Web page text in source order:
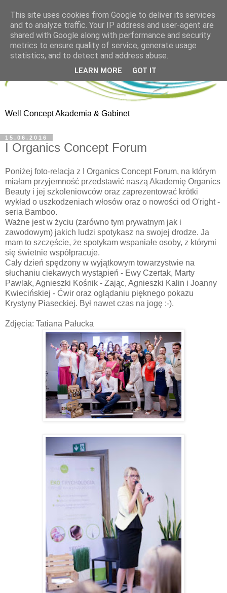
Well Concept Akademia & Gabinet
15.06.2016
I Organics Concept Forum
Poniżej foto-relacja z I Organics Concept Forum, na którym
miałam przyjemność przedstawić naszą Akademię Organics
Beauty i jej szkoleniowców oraz zaprezentować krótki
wykład o uszkodzeniach włosów oraz o nowości od O'right -
seria Bamboo.
Ważne jest w życiu (zarówno tym prywatnym jak i
zawodowym) jakich ludzi spotykasz na swojej drodze. Ja
mam to szczęście, że spotykam wspaniałe osoby, z którymi
się świetnie współpracuje.
Cały dzień spędzony w wyjątkowym towarzystwie na
słuchaniu ciekawych wystąpień - Ewy Czertak, Marty
Pawlak, Agnieszki Kośnik - Zając, Agnieszki Kalin i Joanny
Kwiecińskiej - Ćwir oraz oglądaniu pięknego pokazu
Krystyny Piaseckiej. Był nawet czas na jogę :-).
Zdjęcia: Tatiana Pałucka
This site uses cookies from Google to deliver its services
and to analyze traffic. Your IP address and user-agent are
shared with Google along with performance and security
metrics to ensure quality of service, generate usage
statistics, and to detect and address abuse.
LEARN MORE GOT IT